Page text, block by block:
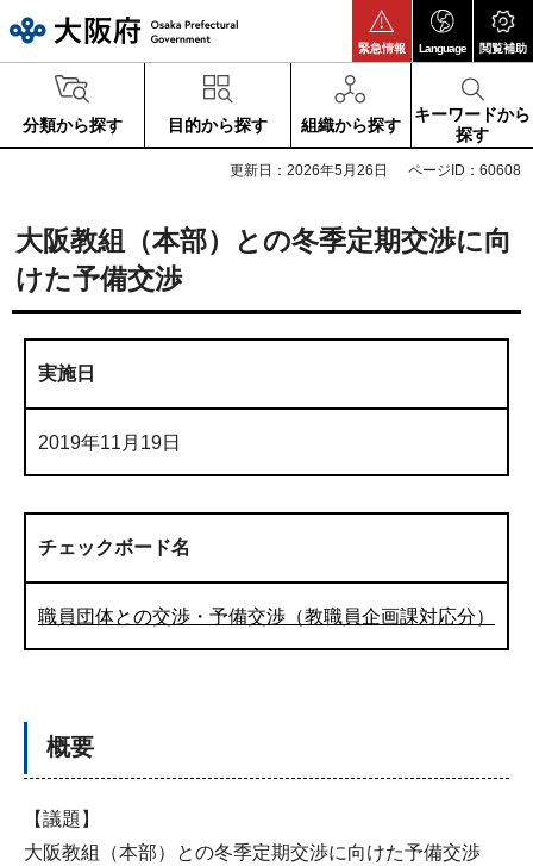
緊急情報 Language 閲覧補助
分類から探す 目的から探す 組織から探す
キーワードから
探す
更新日：2026年5月26日 ページID：60608
大阪教組（本部）との冬季定期交渉に向
けた予備交渉
実施日
2019年11月19日
チェックボード名
職員団体との交渉・予備交渉（教職員企画課対応分）
概要
【議題】
大阪教組（本部）との冬季定期交渉に向けた予備交渉